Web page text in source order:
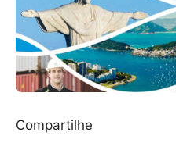
Compartilhe